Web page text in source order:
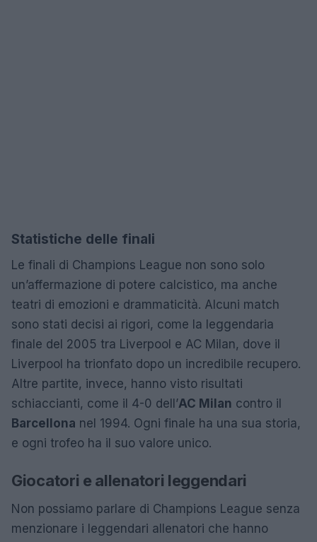
Statistiche delle finali
Le finali di Champions League non sono solo
un’affermazione di potere calcistico, ma anche
teatri di emozioni e drammaticità. Alcuni match
sono stati decisi ai rigori, come la leggendaria
finale del 2005 tra Liverpool e AC Milan, dove il
Liverpool ha trionfato dopo un incredibile recupero.
Altre partite, invece, hanno visto risultati
schiaccianti, come il 4-0 dell’AC Milan contro il
Barcellona nel 1994. Ogni finale ha una sua storia,
e ogni trofeo ha il suo valore unico.
Giocatori e allenatori leggendari
Non possiamo parlare di Champions League senza
menzionare i leggendari allenatori che hanno